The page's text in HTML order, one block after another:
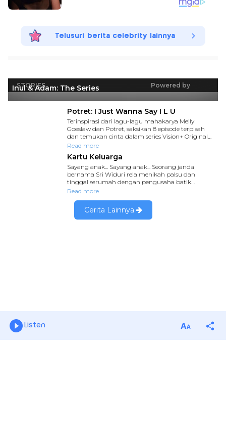
Telusuri berita celebrity lainnya
Listen